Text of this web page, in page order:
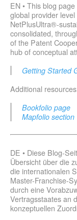
EN • This blog
global provider
NetPlusUltra®-
consolidated,
of the Patent
hub of conceptual
Getting Started
Additional
Bookfolio page
Mapfolio section
DE • Diese Blog-
Übersicht über die
die internationalen
Master-Franchise-
durch eine
Vertragsstaates an
konzeptuellen